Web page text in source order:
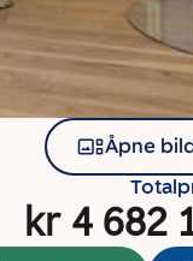
Åpne
kr 4 682